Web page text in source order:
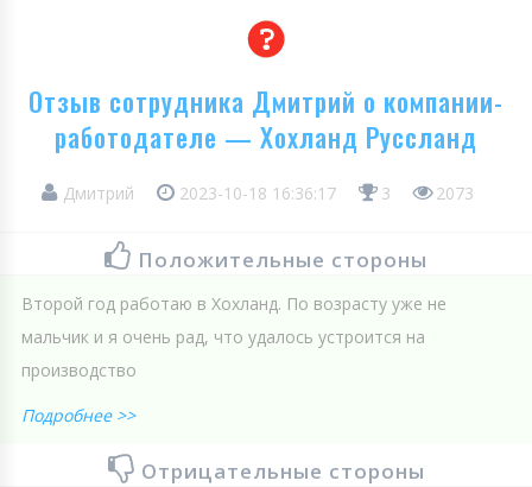
Отзыв сотрудника Дмитрий о компании-
работодателе — Хохланд Руссланд
Дмитрий 2023-10-18 16:36:17 3 2073
Положительные стороны
Второй год работаю в Хохланд. По возрасту уже не
мальчик и я очень рад, что удалось устроится на
производство
Подробнее >>
Отрицательные стороны